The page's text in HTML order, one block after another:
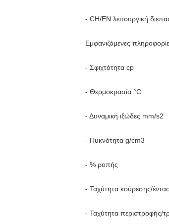
- CH/EN λειτουργική
Εμφανιζόμενες
- Σφιχτότητα cp
- Θερμοκρασία °C
- Δυναμική ιξώδες mm/s2
- Πυκνότητα g/cm3
- % ροπής
- Ταχύτητα κούρεσης/
- Ταχύτητα περιστροφής/